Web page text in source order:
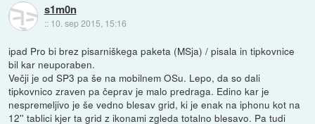
s1m0n
:: 10. sep 2015, 15:16
ipad Pro bi brez pisarniškega paketa (MSja) / pisala in tipkovnice
bil kar neuporaben.
Večji je od SP3 pa še na mobilnem OSu. Lepo, da so dali
tipkovnico zraven pa čeprav je malo predraga. Edino kar je
nespremeljivo je še vedno blesav grid, ki je enak na iphonu kot na
12'' tablici kjer ta grid z ikonami zgleda totalno blesavo. Pa tudi